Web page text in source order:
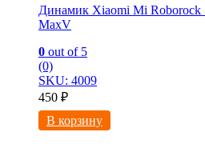
Динамик Xiaomi Mi Roborock
MaxV
0 out of 5
(0)
SKU: 4009
450 ₽
В корзину